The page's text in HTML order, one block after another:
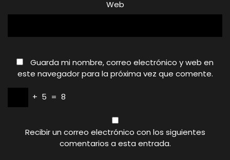
Web
Guarda mi nombre, correo electrónico y web en
este navegador para la próxima vez que comente.
+ 5 = 8
Recibir un correo electrónico con los siguientes
comentarios a esta entrada.